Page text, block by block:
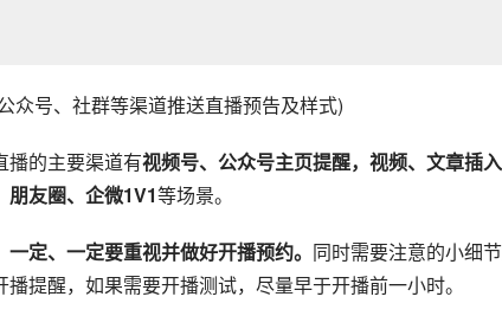
众号、社群等渠道推送直播预告及样式)
播的主要渠道有视频号、公众号主页提醒，视频、文章插
朋友圈、企微1V1等场景。
一定、一定要重视并做好开播预约。 同时需要注意的小细
播提醒，如果需要开播测试，尽量早于开播前一小时。